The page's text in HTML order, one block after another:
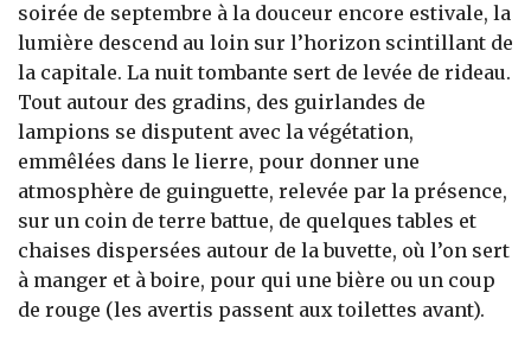
soirée de septembre à la douceur encore estivale, la
lumière descend au loin sur l’horizon scintillant de
la capitale. La nuit tombante sert de levée de rideau.
Tout autour des gradins, des guirlandes de
lampions se disputent avec la végétation,
emmêlées dans le lierre, pour donner une
atmosphère de guinguette, relevée par la présence,
sur un coin de terre battue, de quelques tables et
chaises dispersées autour de la buvette, où l’on sert
à manger et à boire, pour qui une bière ou un coup
de rouge (les avertis passent aux toilettes avant).